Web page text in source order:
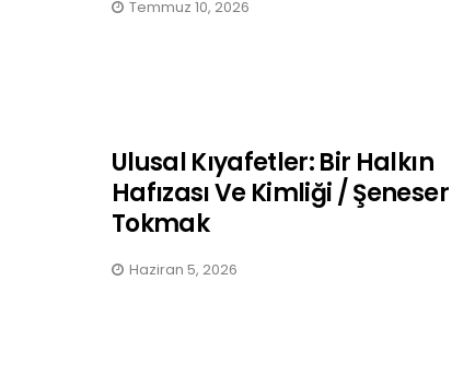
Temmuz 10, 2026
Ulusal Kıyafetler: Bir Halkın
Hafızası Ve Kimliği / Şeneser
Tokmak
Haziran 5, 2026